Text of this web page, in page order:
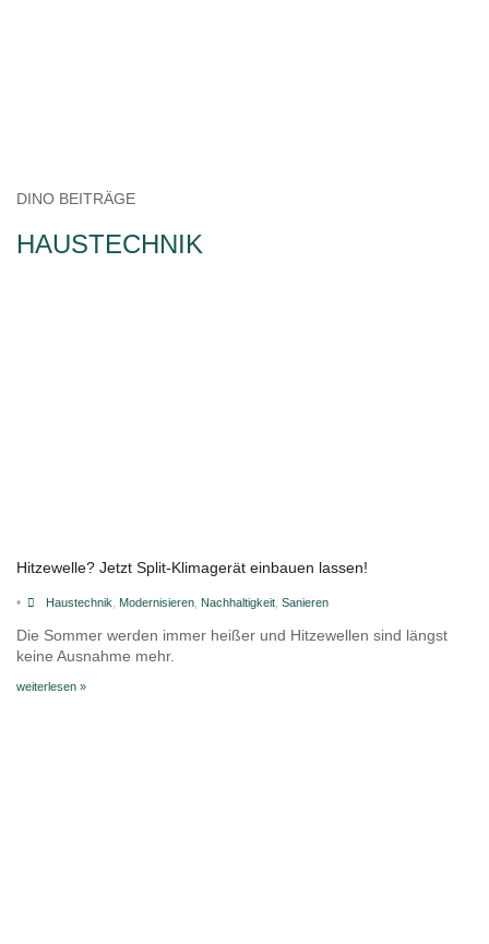
DINO BEITRÄGE
HAUSTECHNIK
Hitzewelle? Jetzt Split-Klimagerät einbauen lassen!
• Haustechnik Modernisieren, Nachhaltigkeit, Sanieren
Die Sommer werden immer heißer und Hitzewellen sind längst
keine Ausnahme mehr.
weiterlesen »